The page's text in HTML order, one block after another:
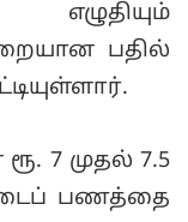
பதில்
7 முதல் 7.5
பணத்தை